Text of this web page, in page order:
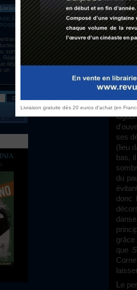
du
sortie en
déjà une
un
Lire la suite
avancée
Frank Poupart, Poupée pour les intimes (Patrick Dewaere, dont la prestation
ne
dans
ses
(lieu
bas,
du
donc
que
Le personnage de Frank Poupart est la porte d'entrée permettant l'accès à ce
Livraison gratuite dès 20 euros d'achat (en